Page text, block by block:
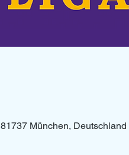
München, Deutschland